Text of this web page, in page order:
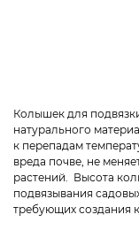
Колышек для
натурального
к перепадам
вреда почве, не
растений. Высота
подвязывания
требующих создания